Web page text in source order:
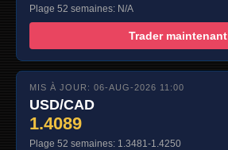
Plage 52 semaines: N/A
Trader maintenant
MIS À JOUR: 06-AUG-2026 11:00
USD/CAD
1.4089
Plage 52 semaines: 1.3481-1.4250